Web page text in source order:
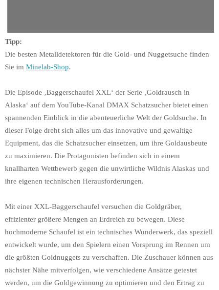
Tipp:
Die besten Metalldetektoren für die Gold- und Nuggetsuche finden
Sie im Minelab-Shop.
Die Episode ‚Baggerschaufel XXL‘ der Serie ‚Goldrausch in
Alaska‘ auf dem YouTube-Kanal DMAX Schatzsucher bietet einen
spannenden Einblick in die abenteuerliche Welt der Goldsuche. In
dieser Folge dreht sich alles um das innovative und gewaltige
Equipment, das die Schatzsucher einsetzen, um ihre Goldausbeute
zu maximieren. Die Protagonisten befinden sich in einem
knallharten Wettbewerb gegen die unwirtliche Wildnis Alaskas und
ihre eigenen technischen Herausforderungen.
Mit einer XXL-Baggerschaufel versuchen die Goldgräber,
effizienter größere Mengen an Erdreich zu bewegen. Diese
hochmoderne Schaufel ist ein technisches Wunderwerk, das speziell
entwickelt wurde, um den Spielern einen Vorsprung im Rennen um
die größten Goldnuggets zu verschaffen. Die Zuschauer können aus
nächster Nähe mitverfolgen, wie verschiedene Ansätze getestet
werden, um die Goldgewinnung zu optimieren und den Ertrag zu